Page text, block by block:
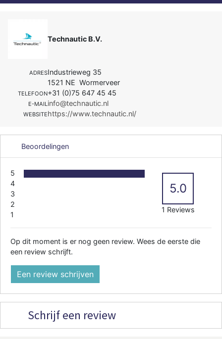
Technautic B.V.
ADRESIndustrieweg 35
1521 NE Wormerveer
TELEFOON+31 (0)75 647 45 45
E-MAILinfo@technautic.nl
WEBSITEhttps://www.technautic.nl/
Beoordelingen
5
4
3
2
1
5.0
1 Reviews
Op dit moment is er nog geen review. Wees de eerste die
een review schrijft.
Een review schrijven
Schrijf een review